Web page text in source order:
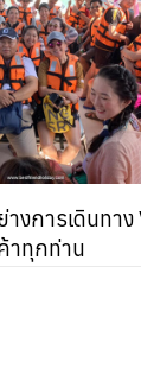
งการเดินทาง
ทุกท่าน